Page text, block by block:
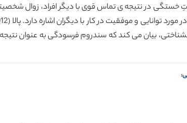
در نتیجه ی تماس قوی با دیگر افراد، زوال
بیان می کند که سندروم فرسودگی به عنوان